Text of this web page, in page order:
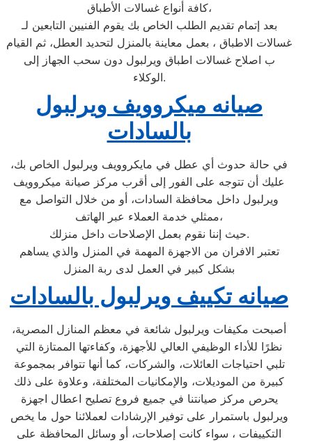
كافة أنواع غسالات الأطباق،
بعد إتمام تقديم الطلب الخاص بك يقوم الفنيين التابعين لـ
غسالات الاطباق ، بعمل معاينة بالمنزل لتحديد العطل، ثم القيام
ب اصلاح غسالات اطباق ويرلبول دون سحب الجهاز إلى
الوكلاء.
صيانه ميكروويف ويرلبول
بالسادات
في حالة حدوث أي عطل في مايكروويف ويرلبول الخاص بك،
عليك أن تتوجه على الفور إلى أقرب مركز صيانة ميكروويف
ويرلبول داخل محافظة السادات، أو من خلال التواصل مع
ممثلي خدمة العملاء عبر الهاتف،
حيث إننا نقوم بعمل الإصلاحات داخل منزلك.
تعتبر الافران من الاجهزة المهمة في المنزل والذي يساهم
بشكل كبير في العمل لدى ربة المنزل
صيانه تكييف ويرلبول بالسادات
أصبحت مكيفات ويرلبول شائعة في معظم المنازل المصرية،
نظرًا للأداء الوظيفي العالي للأجهزة، وكفاءتها الممتازة التي
تلبي احتياجات العائلات، والشركات، كما أنها تتوافر بمجموعة
كبيرة من الموديلات، والإمكانيات المختلفة، وعلاوة على ذلك
يحرص مركز صيانتنا في جميع فروع تصليح اعطال اجهزة
ويرلبول باستمرار على توفير الإرشادات لعملائنا حول ما يخص
التكييفات ، سواء كانت إصلاحات، أو وسائل المحافظة على